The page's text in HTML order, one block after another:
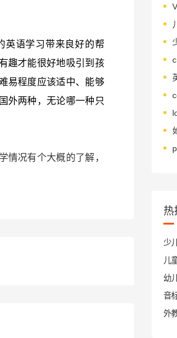
英语学习带来良好的帮
趣才能很好地吸引到孩
易程度应该适中、能够
外两种，无论哪一种只
情况有个大概的了解，
热
少
儿
幼
外